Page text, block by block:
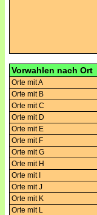
Vorwahlen nach Ort
Orte mit A
Orte mit B
Orte mit C
Orte mit D
Orte mit E
Orte mit F
Orte mit G
Orte mit H
Orte mit I
Orte mit J
Orte mit K
Orte mit L